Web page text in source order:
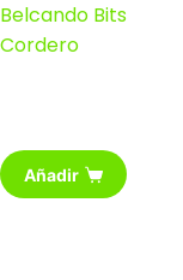
Belcando Bits
Cordero
Añadir